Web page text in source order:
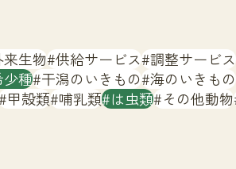
来生物 供給サービス 調整サービス
少種 干潟のいきもの 海のいきもの
甲殻類 哺乳類 は虫類 その他動物